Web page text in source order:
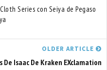
Series con Seiya de Pegaso
OLDER ARTICLE
De Isaac De Kraken EXclamation